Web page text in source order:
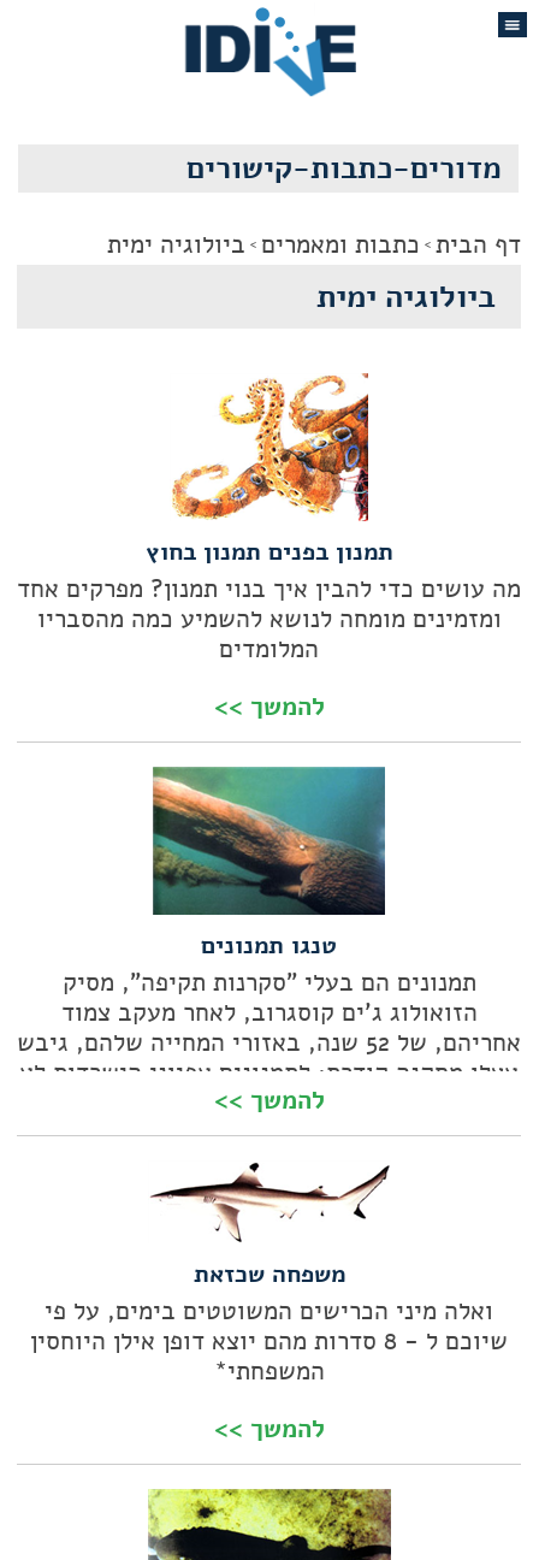
מדורים-כתבות-קישורים
דף הבית כתבות ומאמרים ביולוגיה ימית
ביולוגיה ימית
תמנון בפנים תמנון בחוץ
מה עושים כדי להבין איך בנוי תמנון? מפרקים אחד
ומזמינים מומחה לנושא להשמיע כמה מהסבריו
המלומדים
להמשך >>
טנגו תמנונים
תמנונים הם בעלי "סקרנות תקיפה", מסיק
הזואולוג ג'ים קוסגרוב, לאחר מעקב צמוד
אחריהם, של 52 שנה, באזורי המחייה שלהם, גיבש
אצלו מסקנה קודרת: לתמנונים אפיוני הישרדות לא
יעילים והמומים האבולוציוניים הללו חרצו את
דינם.
מאת: מרי סרולו, צילום: ג'ף רוטמן
להמשך >>
משפחה שכזאת
ואלה מיני הכרישים המשוטטים בימים, על פי
שיוכם ל - 8 סדרות מהם יוצא דופן אילן היוחסין
המשפחתי*
להמשך >>